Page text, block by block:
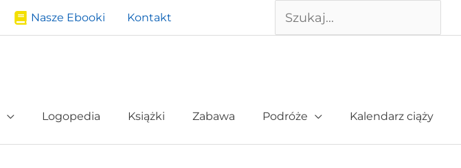
Nasze Ebooki Kontakt Szukaj
Logopedia Książki Zabawa Podróże Kalendarz ciąży